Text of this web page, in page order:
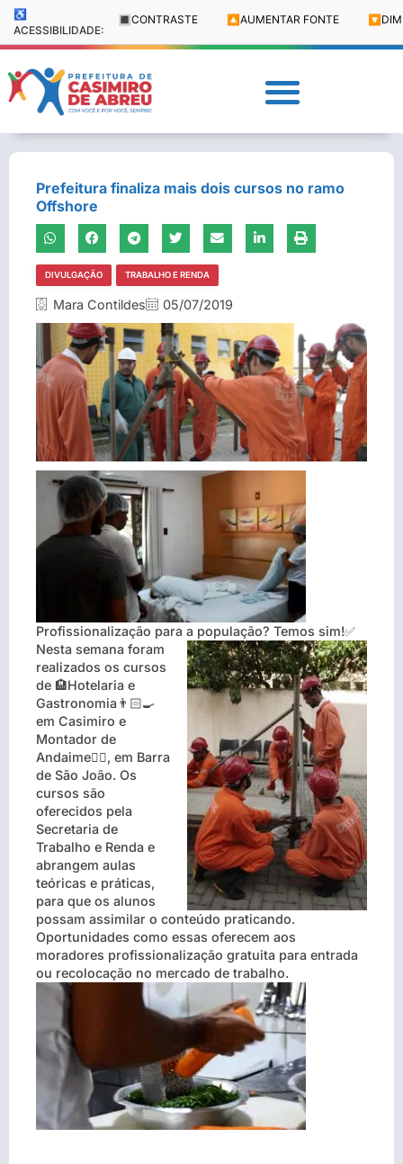
♿
ACESSIBILIDADE:
🔳 CONTRASTE 🔼 AUMENTAR FONTE 🔽
Prefeitura finaliza mais dois cursos no ramo
Offshore
DIVULGAÇÃO TRABALHO E RENDA
Mara Contildes 05/07/2019
Profissionalização para a população? Temos sim!✅
Nesta semana foram
realizados os cursos
de 🏨Hotelaria e
Gastronomia👨🏻‍🍳
em Casimiro e
Montador de
Andaime👷‍♀, em Barra
de São João. Os
cursos são
oferecidos pela
Secretaria de
Trabalho e Renda e
abrangem aulas
teóricas e práticas,
para que os alunos
possam assimilar o conteúdo praticando.
Oportunidades como essas oferecem aos
moradores profissionalização gratuita para entrada
ou recolocação no mercado de trabalho.